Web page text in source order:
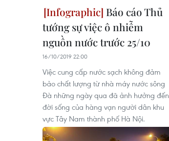
Báo cáo Thủ
tướng sự việc ô nhiễm
nguồn nước trước 25/10
16/10/2019 22:00
Việc cung cấp nước sạch không đảm
bảo chất lượng từ nhà máy nước sông
Đà những ngày qua đã ảnh hưởng đến
đời sống của hàng vạn người dân khu
vực Tây Nam thành phố Hà Nội.